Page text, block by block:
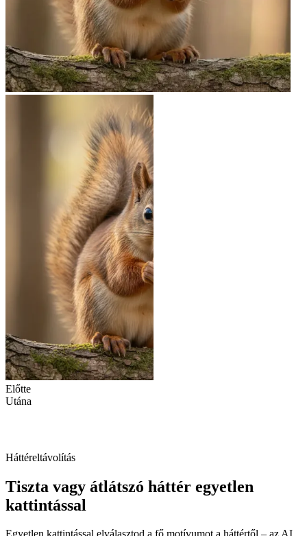
Előtte
Utána
Háttéreltávolítás
Tiszta vagy átlátszó háttér egyetlen
kattintással